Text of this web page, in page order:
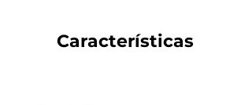
Características